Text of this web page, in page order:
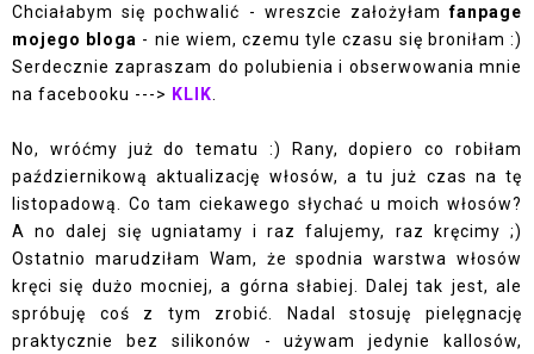
Chciałabym się pochwalić - wreszcie założyłamfanpage
mojego bloga - nie wiem, czemu tyle czasu się broniłam :)
Serdecznie zapraszam do polubienia i obserwowania mnie
na facebooku ---> KLIK
No, wróćmy już do tematu :) Rany, dopiero co robiłam
październikową aktualizację włosów, a tu już czas na tę
listopadową. Co tam ciekawego słychać u moich włosów?
A no dalej się ugniatamy i raz falujemy, raz kręcimy ;)
Ostatnio marudziłam Wam, że spodnia warstwa włosów
kręci się dużo mocniej, a górna słabiej. Dalej tak jest, ale
spróbuję coś z tym zrobić. Nadal stosuję pielęgnację
praktycznie bez silikonów - używam jedynie kallosów,